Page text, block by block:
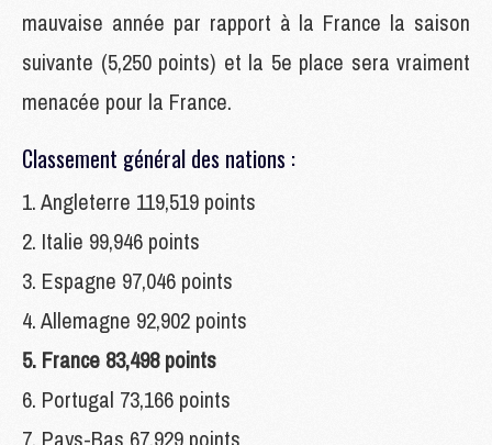
mauvaise année par rapport à la France la saison
suivante (5,250 points) et la 5e place sera vraiment
menacée pour la France.
Classement général des nations :
1. Angleterre 119,519 points
2. Italie 99,946 points
3. Espagne 97,046 points
4. Allemagne 92,902 points
5. France 83,498 points
6. Portugal 73,166 points
7. Pays-Bas 67,929 points